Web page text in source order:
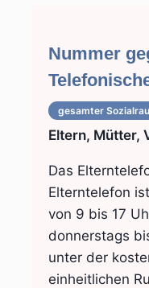
Nummer
gesamter
Eltern, Mütter,
Das
Elterntelefon
von 9 bis 17
donnerstags
unter der
einheitlichen